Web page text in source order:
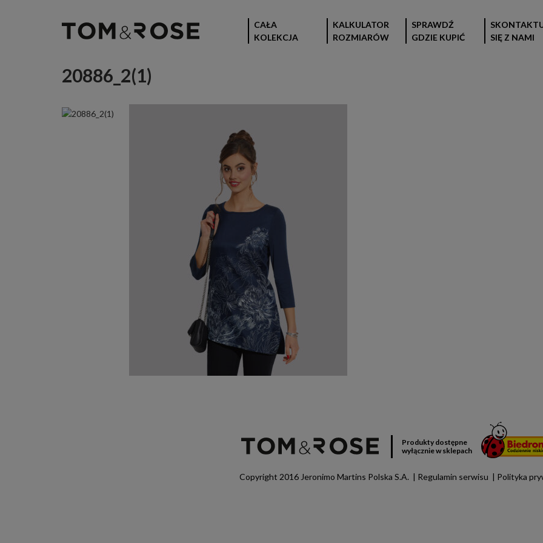
CAŁA
KOLEKCJA
KALKULATOR
ROZMIARÓW
SPRAWDŹ
GDZIE KUPIĆ
SIĘ Z NAMI
20886_2(1)
Produkty dostępne
wyłącznie w sklepach
Copyright 2016 Jeronimo Martins Polska S.A. Regulamin serwisu Polityka